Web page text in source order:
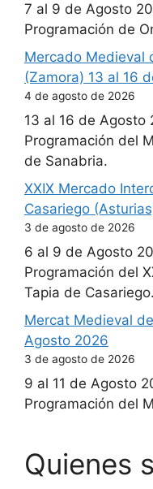
7 al 9 de Agosto
Programación de
Mercado Medieval
(Zamora) 13 al 16
4 de agosto de 2026
13 al 16 de Agosto
Programación del
de Sanabria.
XXIX Mercado
Casariego
3 de agosto de 2026
6 al 9 de Agosto
Programación del
Tapia de Casariego.
Mercat Medieval
Agosto 2026
3 de agosto de 2026
9 al 11 de Agosto
Programación del
Quienes